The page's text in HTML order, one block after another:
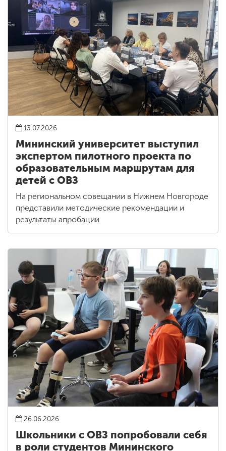
13.07.2026
Мининский университет выступил
экспертом пилотного проекта по
образовательным маршрутам для
детей с ОВЗ
На региональном совещании в Нижнем Новгороде
представили методические рекомендации и
результаты апробации
26.06.2026
Школьники с ОВЗ попробовали себя
в роли студентов Мининского